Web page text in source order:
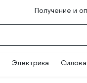
Получение и
Электрика